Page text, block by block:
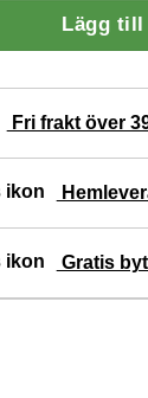
Lägg
Fri frakt över
Gratis